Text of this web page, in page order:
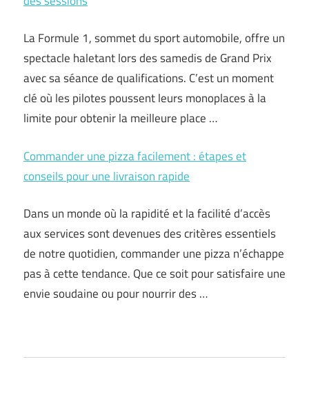
La Formule 1, sommet du sport automobile, offre un
spectacle haletant lors des samedis de Grand Prix
avec sa séance de qualifications. C’est un moment
clé où les pilotes poussent leurs monoplaces à la
limite pour obtenir la meilleure place …
Commander une pizza facilement : étapes et
conseils pour une livraison rapide
Dans un monde où la rapidité et la facilité d’accès
aux services sont devenues des critères essentiels
de notre quotidien, commander une pizza n’échappe
pas à cette tendance. Que ce soit pour satisfaire une
envie soudaine ou pour nourrir des …